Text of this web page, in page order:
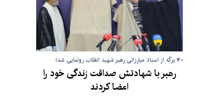
۴۰ برگه از اسناد مبارزاتی رهبر شهید انقلاب رونمایی شد؛
رهبر با شهادتش صداقت زندگی خود را
امضا کردند